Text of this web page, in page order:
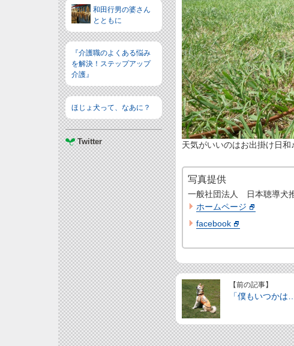
和田行男の婆さん
とともに
『介護職のよくある悩み
を解決！ステップアップ
介護』
ほじょ犬って、なあに？
Twitter 天気がいいのはお出掛け日
写真提供
一般社団法人 日本聴導犬
ホームページ
facebook
【前の記事】
「僕もいつかは